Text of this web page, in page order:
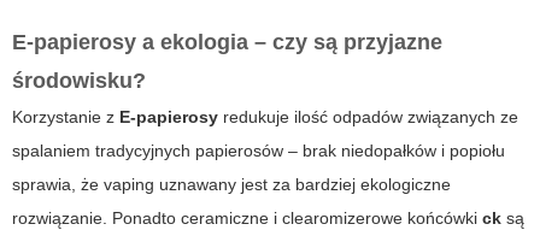
E-papierosy a ekologia – czy są przyjazne
środowisku?
Korzystanie z E-papierosy redukuje ilość odpadów związanych ze
spalaniem tradycyjnych papierosów – brak niedopałków i popiołu
sprawia, że vaping uznawany jest za bardziej ekologiczne
rozwiązanie. Ponadto ceramiczne i clearomizerowe końcówki ck są